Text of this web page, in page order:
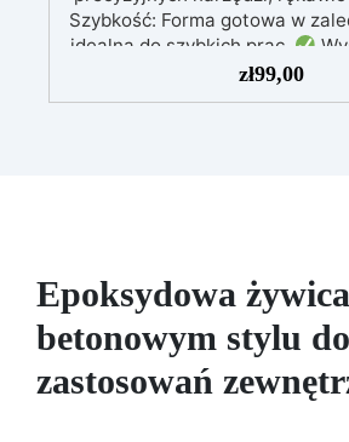
Szybkość: Forma gotowa w
idealna do szybkich prac.
Odwzorowuje drobne i
zapewniając profesjonalny
zł99,00
Epoksydowa
betonowym stylu do
zastosowań